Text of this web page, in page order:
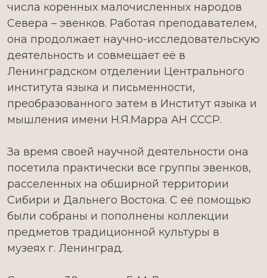
числа коренных малочисленных народов
Севера – эвенков. Работая преподавателем,
она продолжает научно-исследовательскую
деятельность и совмещает её в
Ленинградском отделении Центрального
института языка и письменности,
преобразованного затем в Институт языка и
мышления имени Н.Я.Марра АН СССР.
За время своей научной деятельности она
посетила практически все группы эвенков,
расселенных на обширной территории
Сибири и Дальнего Востока. С её помощью
были собраны и пополнены коллекции
предметов традиционной культуры в
музеях г. Ленинград.